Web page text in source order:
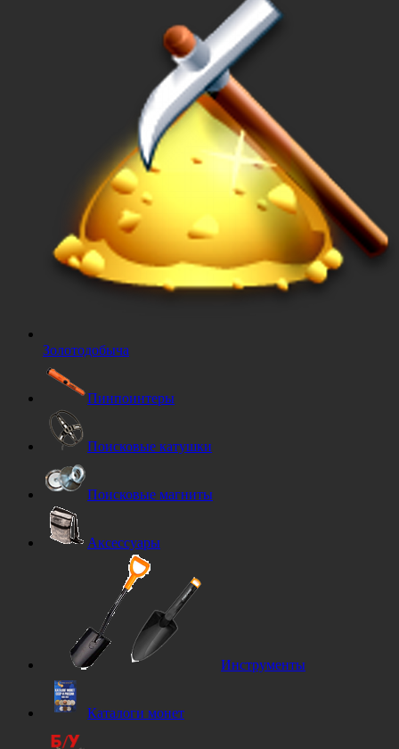
Золотодобыча
Пинпоинтеры
Поисковые катушки
Поисковые магниты
Аксессуары
Инструменты
Каталоги монет